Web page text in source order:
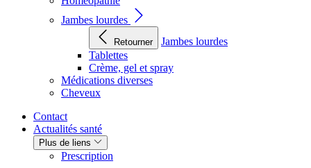
Jambes lourdes
Retourner
Jambes lourdes
Tablettes
Crème, gel et spray
Médications diverses
Cheveux
Contact
Actualités santé
Plus de liens
Prescription